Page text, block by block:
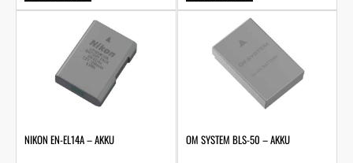
NIKON EN-EL14A – AKKU OM SYSTEM BLS-50 – AKKU